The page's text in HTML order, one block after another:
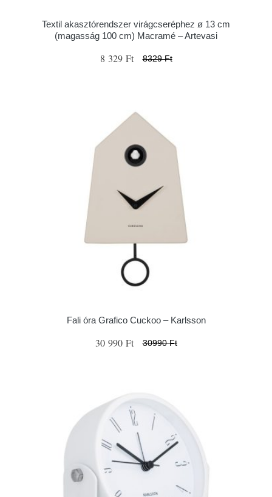
Textil akasztórendszer virágcseréphez ø 13 cm
(magasság 100 cm) Macramé – Artevasi
8 329 Ft 8329 Ft
Fali óra Grafico Cuckoo – Karlsson
30 990 Ft 30990 Ft